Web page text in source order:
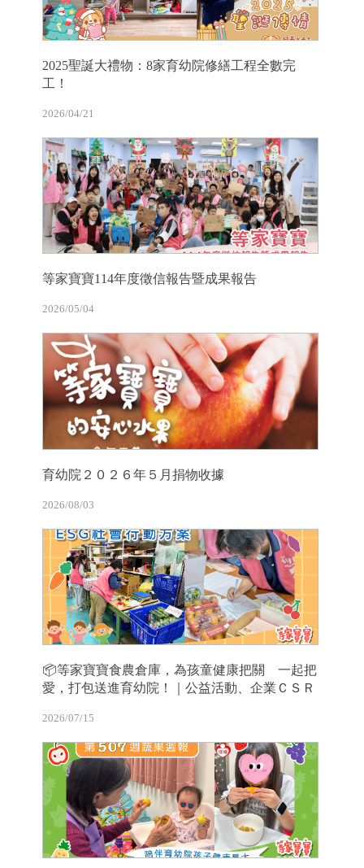
2025聖誕大禮物：8家育幼院修繕工程全數完
工！
2026/04/21
等家寶寶114年度徵信報告暨成果報告
2026/05/04
育幼院２０２６年５月捐物收據
2026/08/03
📦等家寶寶食農倉庫，為孩童健康把關 一起把
愛，打包送進育幼院！｜公益活動、企業ＣＳＲ
2026/07/15